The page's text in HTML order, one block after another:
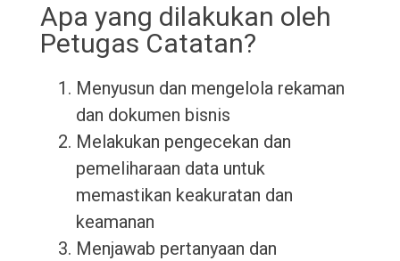
Apa yang dilakukan oleh
Petugas Catatan?
Menyusun dan mengelola rekaman
dan dokumen bisnis
Melakukan pengecekan dan
pemeliharaan data untuk
memastikan keakuratan dan
keamanan
Menjawab pertanyaan dan